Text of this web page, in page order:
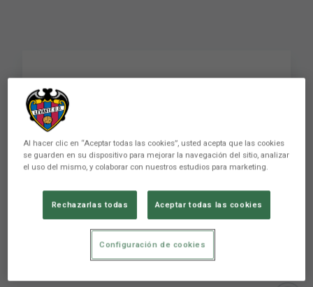
R. Brugué: "Con este
escudo y en esta ciudad
siempre estamos
felices"
Al hacer clic en “Aceptar todas las cookies”, usted acepta que las cookies
se guarden en su dispositivo para mejorar la navegación del sitio, analizar
el uso del mismo, y colaborar con nuestros estudios para marketing.
Rechazarlas todas Aceptar todas las cookies
Configuración de cookies